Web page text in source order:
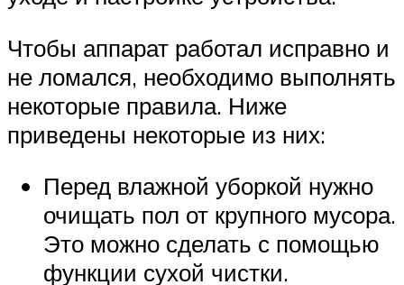
Чтобы аппарат работал исправно и
не ломался, необходимо выполнять
некоторые правила. Ниже
приведены некоторые из них:
Перед влажной уборкой нужно
очищать пол от крупного мусора.
Это можно сделать с помощью
функции сухой чистки.